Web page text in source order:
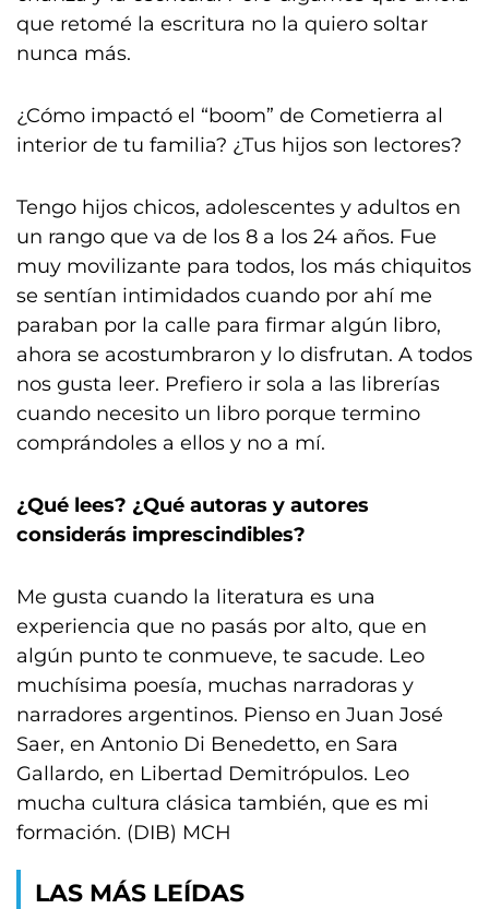
que retomé la escritura no la quiero soltar
nunca más.
¿Cómo impactó el “boom” de Cometierra al
interior de tu familia? ¿Tus hijos son lectores?
Tengo hijos chicos, adolescentes y adultos en
un rango que va de los 8 a los 24 años. Fue
muy movilizante para todos, los más chiquitos
se sentían intimidados cuando por ahí me
paraban por la calle para firmar algún libro,
ahora se acostumbraron y lo disfrutan. A todos
nos gusta leer. Prefiero ir sola a las librerías
cuando necesito un libro porque termino
comprándoles a ellos y no a mí.
¿Qué lees? ¿Qué autoras y autores
considerás imprescindibles?
Me gusta cuando la literatura es una
experiencia que no pasás por alto, que en
algún punto te conmueve, te sacude. Leo
muchísima poesía, muchas narradoras y
narradores argentinos. Pienso en Juan José
Saer, en Antonio Di Benedetto, en Sara
Gallardo, en Libertad Demitrópulos. Leo
mucha cultura clásica también, que es mi
formación. (DIB) MCH
LAS MÁS LEÍDAS